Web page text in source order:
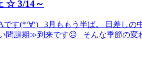
☆ 3/14～
す(*‘∀‘) 3月ももう半ば。 日差し
問題期≫到来です😥 そんな季節の